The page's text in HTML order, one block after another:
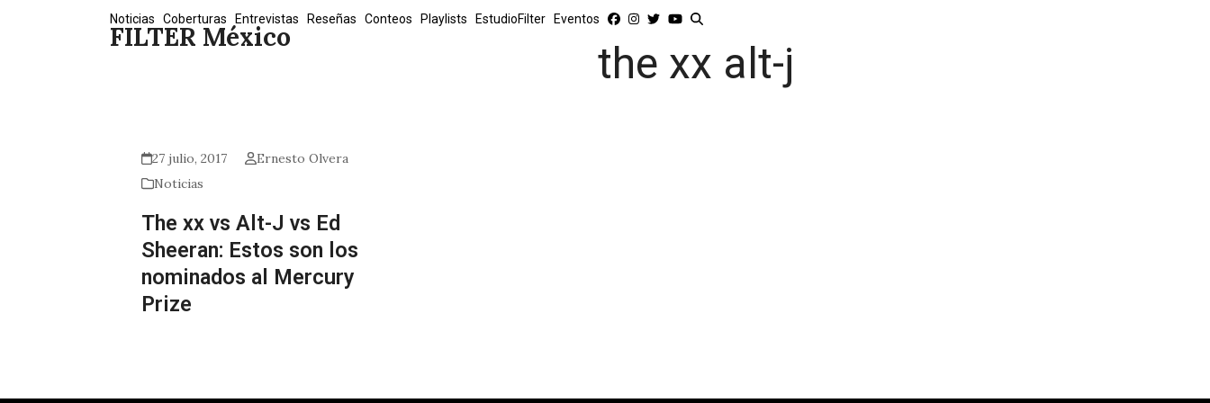
FILTER México
Noticias Coberturas Entrevistas Reseñas Conteos Playlists EstudioFilter Eventos
the xx alt-j
27 julio, 2017
Ernesto Olvera
Noticias
The xx vs Alt-J vs Ed
Sheeran: Estos son los
nominados al Mercury
Prize